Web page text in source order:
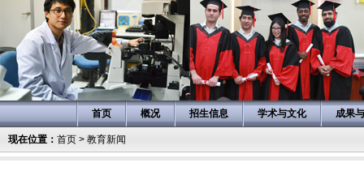
首页 概况 招生信息 学术与文化 成果
现在位置： 首页 > 教育新闻